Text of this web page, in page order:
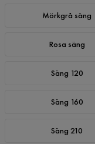
Mörkgrå säng
Rosa säng
Säng 120
Säng 160
Säng 210